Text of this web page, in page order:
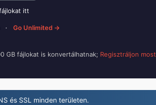
itt
· Go Unlimited →
GB fájlokat is konvertálhatnak; Regisztráljon most
és SSL minden területen.